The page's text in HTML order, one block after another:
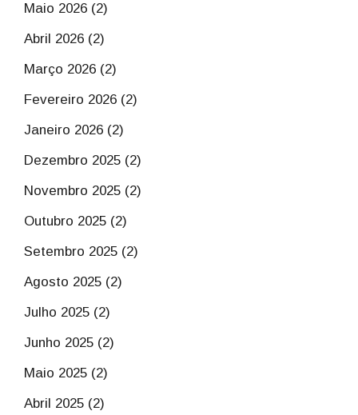
Maio 2026 (2)
Abril 2026 (2)
Março 2026 (2)
Fevereiro 2026 (2)
Janeiro 2026 (2)
Dezembro 2025 (2)
Novembro 2025 (2)
Outubro 2025 (2)
Setembro 2025 (2)
Agosto 2025 (2)
Julho 2025 (2)
Junho 2025 (2)
Maio 2025 (2)
Abril 2025 (2)